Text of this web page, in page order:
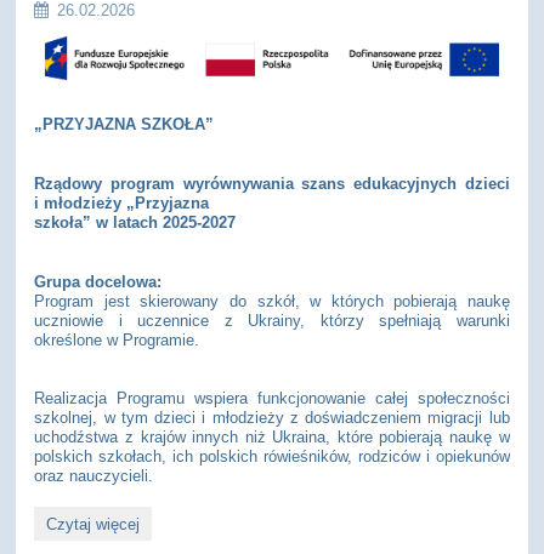
26.02.2026
„PRZYJAZNA SZKOŁA”
Rządowy program wyrównywania szans edukacyjnych dzieci
i młodzieży „Przyjazna
szkoła” w latach 2025-2027
Grupa docelowa:
Program jest skierowany do szkół, w których pobierają naukę
uczniowie i uczennice z Ukrainy, którzy spełniają warunki
określone w Programie.
Realizacja Programu wspiera funkcjonowanie całej społeczności
szkolnej, w tym dzieci i młodzieży z doświadczeniem migracji lub
uchodźstwa z krajów innych niż Ukraina, które pobierają naukę w
polskich szkołach, ich polskich rówieśników, rodziców i opiekunów
oraz nauczycieli.
„PRZYJAZNA
Czytaj więcej